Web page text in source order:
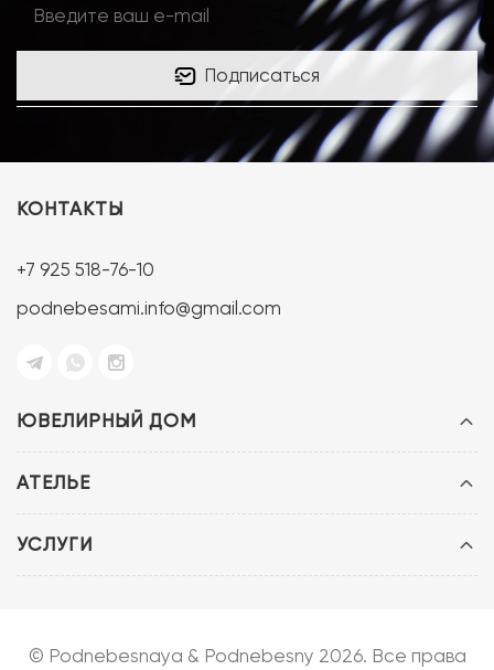
Подписаться
ЮВЕЛИРНЫЙ ДОМ
АТЕЛЬЕ
УСЛУГИ
КОНТАКТЫ
+7 925 518-76-10
podnebesami.info@gmail.com
© Podnebesnaya & Podnebesny 2026. Все права